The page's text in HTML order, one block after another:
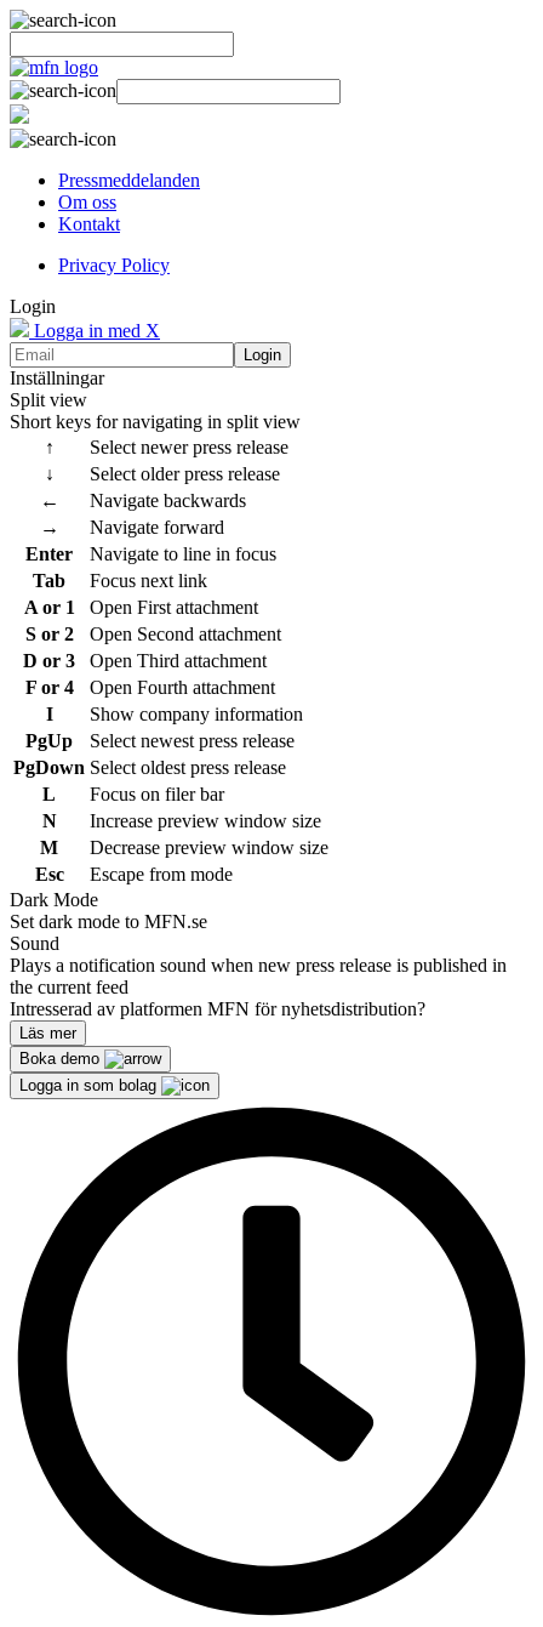
Pressmeddelanden
Om oss
Kontakt
Privacy Policy
Login
Logga in med X
Login
Inställningar
Split view
Short keys for navigating in split view
↑
Select newer press release
↓
Select older press release
←
Navigate backwards
→
Navigate forward
Enter
Navigate to line in focus
Tab
Focus next link
A or 1
Open First attachment
S or 2
Open Second attachment
D or 3
Open Third attachment
F or 4
Open Fourth attachment
I
Show company information
PgUp
Select newest press release
PgDown Select oldest press release
L
Focus on filer bar
N
Increase preview window size
M
Decrease preview window size
Esc
Escape from mode
Dark Mode
Set dark mode to MFN.se
Sound
Plays a notification sound when new press release is published in
the current feed
Intresserad av platformen MFN för nyhetsdistribution?
Läs mer
Boka demo
Logga in som bolag